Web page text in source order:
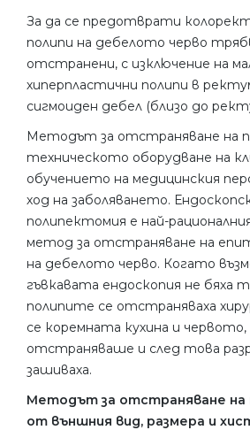
За да се предотврати
полипи на дебелото черво
отстранени, с изключение на
хиперпластични полипи в
сигмоиден дебел (близо до
Методът за отстраняване на
техническото оборудване на
обучението на медицинския
ход на заболяването.
полипектомия е най-
метод за отстраняване на
на дебелото черво. Когато
гъвкавата ендоскопия не бяха
полипите се отстраняваха
се коремната кухина и
отстраняваше и след това
зашиваха.
Методът за отстраняване на
от външния вид, размера и